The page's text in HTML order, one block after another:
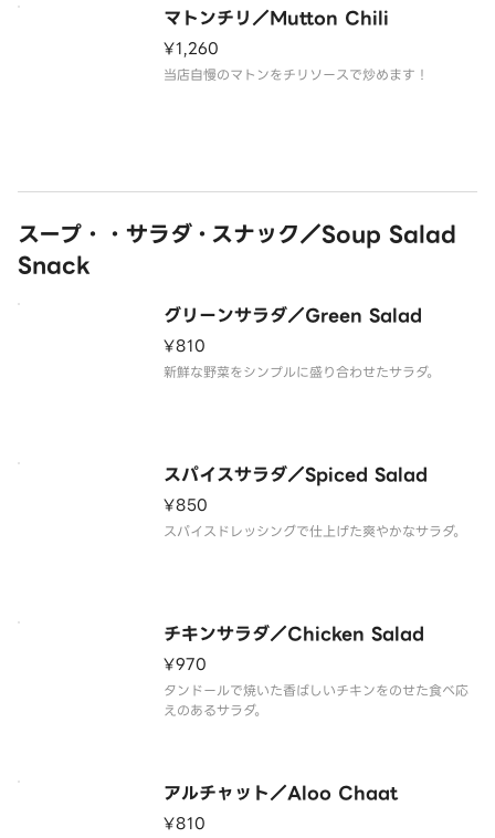
マトンチリ／Mutton Chili
¥1,260
当店自慢のマトンをチリソースで炒めます！
スープ・・サラダ・スナック／Soup Salad
Snack
グリーンサラダ／Green Salad
¥810
新鮮な野菜をシンプルに盛り合わせたサラダ。
スパイスサラダ／Spiced Salad
¥850
スパイスドレッシングで仕上げた爽やかなサラダ。
チキンサラダ／Chicken Salad
¥970
タンドールで焼いた香ばしいチキンをのせた食べ応
えのあるサラダ。
アルチャット／Aloo Chaat
¥810